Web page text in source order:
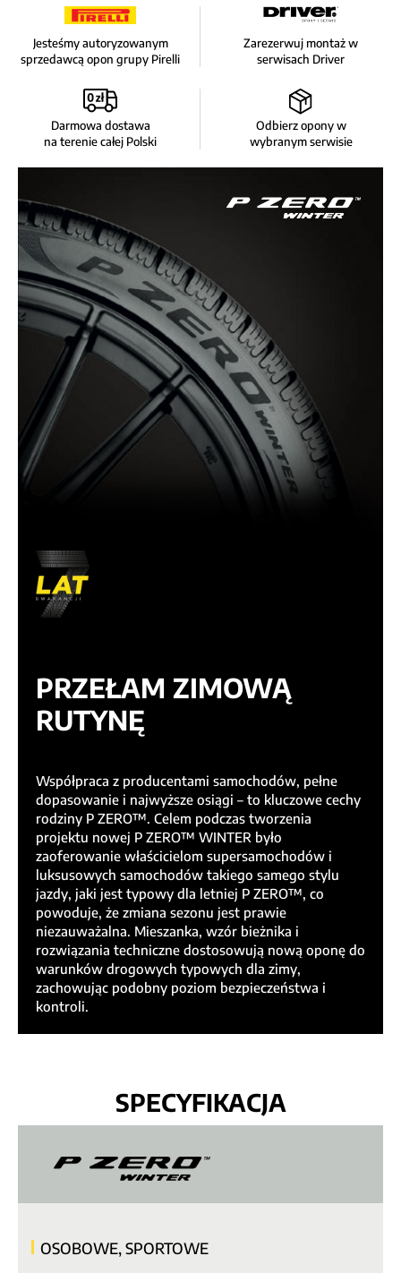
Jesteśmy autoryzowanym
sprzedawcą opon grupy Pirelli
Zarezerwuj montaż w
serwisach Driver
Darmowa dostawa
na terenie całej Polski
Odbierz opony w
wybranym serwisie
PRZEŁAM ZIMOWĄ
RUTYNĘ
Współpraca z producentami samochodów, pełne
dopasowanie i najwyższe osiągi – to kluczowe cechy
rodziny P ZERO™. Celem podczas tworzenia
projektu nowej P ZERO™ WINTER było
zaoferowanie właścicielom supersamochodów i
luksusowych samochodów takiego samego stylu
jazdy, jaki jest typowy dla letniej P ZERO™, co
powoduje, że zmiana sezonu jest prawie
niezauważalna. Mieszanka, wzór bieżnika i
rozwiązania techniczne dostosowują nową oponę do
warunków drogowych typowych dla zimy,
zachowując podobny poziom bezpieczeństwa i
kontroli.
SPECYFIKACJA
OSOBOWE, SPORTOWE